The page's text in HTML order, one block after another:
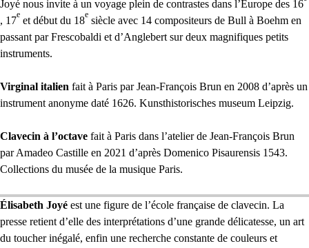
Joyé nous invite à un voyage plein de contrastes dans l’Europe des 16
, 17
e
et début du 18
e
siècle avec 14 compositeurs de Bull à Boehm en
passant par Frescobaldi et d’Anglebert sur deux magnifiques petits
instruments.
Virginal italien fait à Paris par Jean-François Brun en 2008 d’après un
instrument anonyme daté 1626. Kunsthistorisches museum Leipzig.
Clavecin à l’octave fait à Paris dans l’atelier de Jean-François Brun
par Amadeo Castille en 2021 d’après Domenico Pisaurensis 1543.
Collections du musée de la musique Paris.
Élisabeth Joyé est une figure de l’école française de clavecin. La
presse retient d’elle des interprétations d’une grande délicatesse, un art
du toucher inégalé, enfin une recherche constante de couleurs et